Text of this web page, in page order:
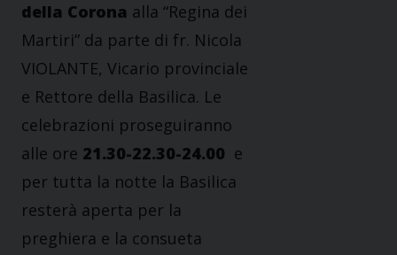
della Corona alla “Regina dei
Martiri” da parte di fr. Nicola
VIOLANTE, Vicario provinciale
e Rettore della Basilica. Le
celebrazioni proseguiranno
alle ore 21.30-22.30-24.00 e
per tutta la notte la Basilica
resterà aperta per la
preghiera e la consueta